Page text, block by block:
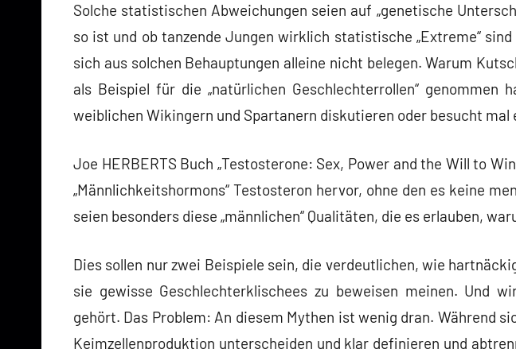
Solche statistischen Abweichungen seien auf „genetische
so ist und ob tanzende Jungen wirklich statistische „Extreme“
sich aus solchen Behauptungen alleine nicht belegen. Warum
als Beispiel für die „natürlichen Geschlechterrollen“ genommen
weiblichen Wikingern und Spartanern diskutieren oder besucht mal
Joe HERBERTS Buch „Testosterone: Sex, Power and the Will to
„Männlichkeitshormons“ Testosteron hervor, ohne den es keine
seien besonders diese „männlichen“ Qualitäten, die es erlauben,
Dies sollen nur zwei Beispiele sein, die verdeutlichen, wie
sie gewisse Geschlechterklischees zu beweisen meinen. Und
gehört. Das Problem: An diesem Mythen ist wenig dran. Während
Keimzellenproduktion unterscheiden und klar definieren und